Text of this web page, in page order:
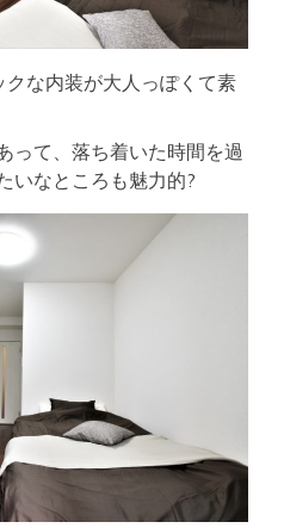
な内装が大人っぽくて素
って、落ち着いた時間を過
いなところも魅力的?